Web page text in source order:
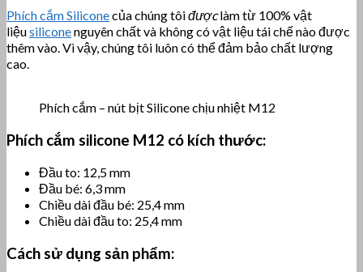
Phích cắm Siliconecủa chúng tôiđượclàm từ 100% vật
liệusiliconenguyên chất và không có vật liệu tái chế nào được
thêm vào. Vì vậy, chúng tôi luôn có thể đảm bảo chất lượng
cao.
Phích cắm – nút bịt Silicone chịu nhiệt M12
Phích cắm silicone M12 có kích thước:
Đầu to: 12,5 mm
Đầu bé: 6,3 mm
Chiều dài đầu bé: 25,4 mm
Chiều dài đầu to: 25,4 mm
Cách sử dụng sản phẩm: